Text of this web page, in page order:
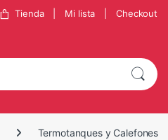
Tienda Mi lista Checkout
Termotanques y Calefones